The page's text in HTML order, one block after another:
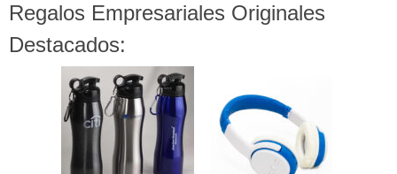
Regalos Empresariales Originales
Destacados: